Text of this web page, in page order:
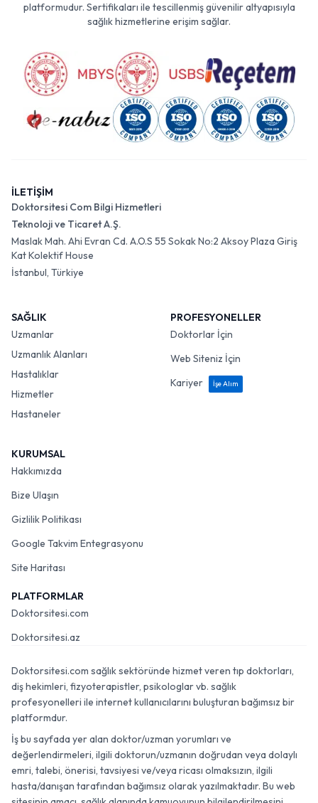
platformudur. Sertifikaları ile tescillenmiş güvenilir altyapısıyla
sağlık hizmetlerine erişim sağlar.
İLETİŞİM
Doktorsitesi Com Bilgi Hizmetleri
Teknoloji ve Ticaret A.Ş.
Maslak Mah. Ahi Evran Cd. A.O.S 55 Sokak No:2 Aksoy Plaza Giriş
Kat Kolektif House
İstanbul, Türkiye
SAĞLIK
Uzmanlar
Uzmanlık Alanları
Hastalıklar
Hizmetler
Hastaneler
PROFESYONELLER
Doktorlar İçin
Web Siteniz İçin
Kariyer
İşe Alım
KURUMSAL
Hakkımızda
Bize Ulaşın
Gizlilik Politikası
Google Takvim Entegrasyonu
Site Haritası
PLATFORMLAR
Doktorsitesi.com
Doktorsitesi.az
Doktorsitesi.com sağlık sektöründe hizmet veren tıp doktorları,
diş hekimleri, fizyoterapistler, psikologlar vb. sağlık
profesyonelleri ile internet kullanıcılarını buluşturan bağımsız bir
platformdur.
İş bu sayfada yer alan doktor/uzman yorumları ve
değerlendirmeleri, ilgili doktorun/uzmanın doğrudan veya dolaylı
emri, talebi, önerisi, tavsiyesi ve/veya ricası olmaksızın, ilgili
hasta/danışan tarafından bağımsız olarak yazılmaktadır. Bu web